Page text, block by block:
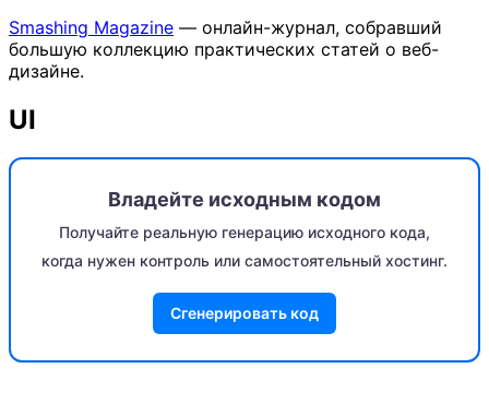
Smashing Magazine — онлайн-журнал, собравший
большую коллекцию практических статей о веб-
дизайне.
UI
Владейте исходным кодом
Получайте реальную генерацию исходного кода,
когда нужен контроль или самостоятельный хостинг.
Сгенерировать код